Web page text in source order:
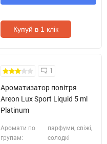
Купуй в 1 клік
1
Ароматизатор повітря
Areon Lux Sport Liquid 5 ml
Platinum
Аромати по
групам:
парфуми, свіжі,
солодкі